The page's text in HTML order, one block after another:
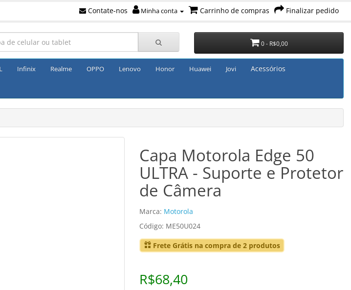
Contate-nos Minha conta Carrinho de compras Finalizar pedido
0 - R$0,00
Infinix Realme OPPO Lenovo Honor Huawei Jovi Acessórios
Capa Motorola Edge 50
ULTRA - Suporte e Protetor
de Câmera
Marca: Motorola
Código: ME50U024
Frete Grátis na compra de 2 produtos
R$68,40